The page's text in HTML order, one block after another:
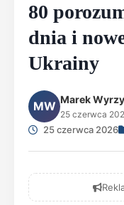
80
dnia i
Ukrainy
MW Marek
25 czerwca
25 czerwca 2026